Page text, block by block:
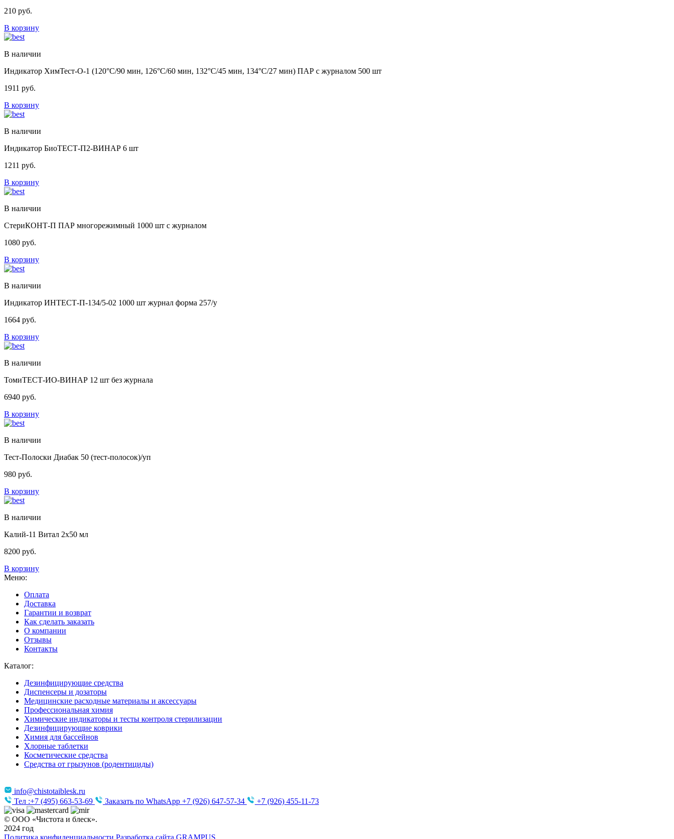
210 руб.
В корзину
В наличии
Индикатор ХимТест-О-1 (120°С/90 мин, 126°С/60 мин, 132°С/45 мин, 134°С/27 мин) ПАР с журналом 500 шт
1911 руб.
В корзину
В наличии
Индикатор БиоТЕСТ-П2-ВИНАР 6 шт
1211 руб.
В корзину
В наличии
СтериКОНТ-П ПАР многорежимный 1000 шт с журналом
1080 руб.
В корзину
В наличии
Индикатор ИНТЕСТ-П-134/5-02 1000 шт журнал форма 257/у
1664 руб.
В корзину
В наличии
ТомиТЕСТ-ИО-ВИНАР 12 шт без журнала
6940 руб.
В корзину
В наличии
Тест-Полоски Диабак 50 (тест-полосок)/уп
980 руб.
В корзину
В наличии
Калий-11 Витал 2х50 мл
8200 руб.
В корзину
Меню:
Оплата
Доставка
Гарантии и возврат
Как сделать заказать
О компании
Отзывы
Контакты
Каталог:
Дезинфицирующие средства
Диспенсеры и дозаторы
Медицинские расходные материалы и аксессуары
Профессиональная химия
Химические индикаторы и тесты контроля стерилизации
Дезинфицирующие коврики
Химия для бассейнов
Хлорные таблетки
Косметические средства
Средства от грызунов (родентициды)
info@chistotaiblesk.ru
Тел :+7 (495) 663-53-69
Заказать по WhatsApp +7 (926) 647-57-34 +7 (926) 455-11-73
© ООО «Чистота и блеск».
2024 год
Политика конфиденциальности Разработка сайта GRAMPUS